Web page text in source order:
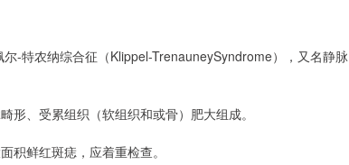
-特农纳综合征（Klippel-TrenauneySyndrome），又名静脉
形、受累组织（软组织和或骨）肥大组成。
积鲜红斑痣，应着重检查。